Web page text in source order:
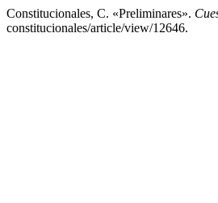
Constitucionales, C. «Preliminares».
constitucionales/article/view/12646.